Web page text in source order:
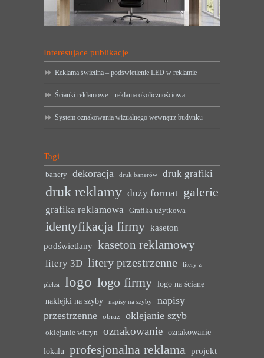
Interesujące publikacje
Reklama świetlna – podświetlenie LED w reklamie
Ścianki reklamowe – reklama okolicznościowa
System oznakowania wizualnego wewnątrz budynku
Tagi
banery dekoracja druk banerów druk grafiki
druk reklamy duży format galerie
grafika reklamowa Grafika użytkowa
identyfikacja firmy kaseton
podświetlany kaseton reklamowy
litery 3D litery przestrzenne litery z
pleksi logo logo firmy logo na ścianę
naklejki na szyby
napisy na szyby
napisy
przestrzenne
obraz oklejanie szyb
oklejanie witryn oznakowanie oznakowanie
lokalu profesjonalna reklama projekt